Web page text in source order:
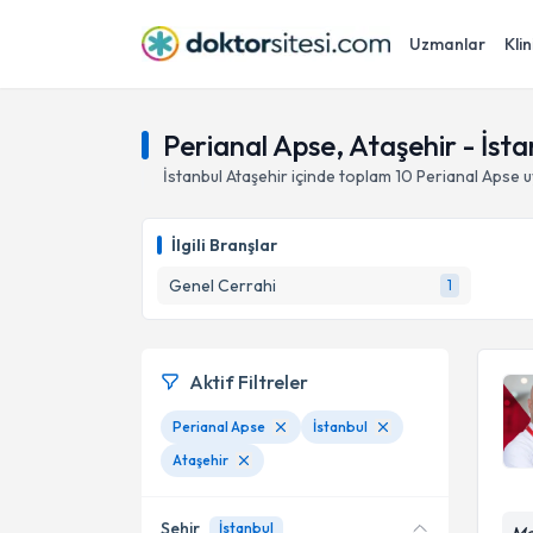
Uzmanlar
Perianal Apse, Ataşehir -
İstanbul Ataşehiriçinde toplam 10 Perianal Apse
İlgili Branşlar
Genel Cerrahi
1
Aktif Filtreler
Perianal Apse
İstanbul
Ataşehir
Şehir İstanbul